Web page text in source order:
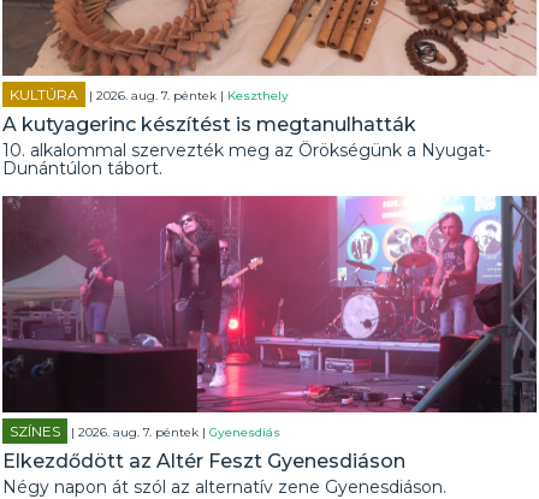
KULTÚRA | 2026. aug. 7. péntek | Keszthely
A kutyagerinc készítést is megtanulhatták
10. alkalommal szervezték meg az Örökségünk a Nyugat-
Dunántúlon tábort.
SZÍNES | 2026. aug. 7. péntek |Gyenesdiás
Elkezdődött az Altér Feszt Gyenesdiáson
Négy napon át szól az alternatív zene Gyenesdiáson.